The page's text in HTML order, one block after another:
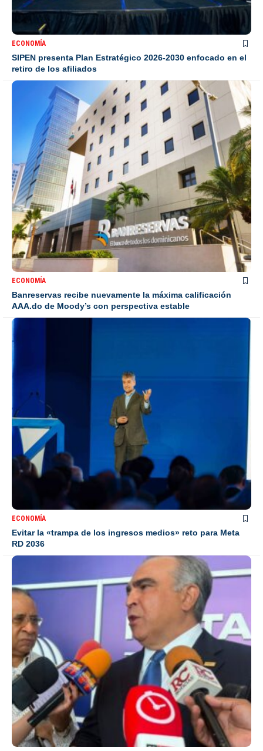
ECONOMÍA
SIPEN presenta Plan Estratégico 2026-2030 enfocado en el
retiro de los afiliados
ECONOMÍA
Banreservas recibe nuevamente la máxima calificación
AAA.do de Moody’s con perspectiva estable
ECONOMÍA
Evitar la «trampa de los ingresos medios» reto para Meta
RD 2036